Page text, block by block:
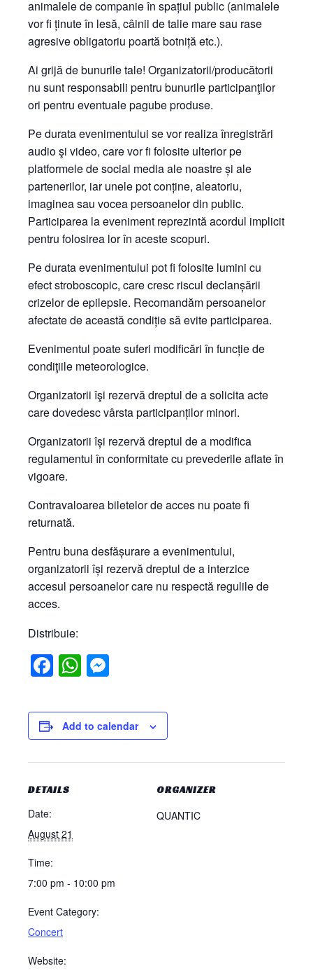
animalele de companie în spațiul public (animalele
vor fi ținute în lesă, câinii de talie mare sau rase
agresive obligatoriu poartă botniță etc.).
Ai grijă de bunurile tale! Organizatorii/producătorii
nu sunt responsabili pentru bunurile participanţilor
ori pentru eventuale pagube produse.
Pe durata evenimentului se vor realiza înregistrări
audio şi video, care vor fi folosite ulterior pe
platformele de social media ale noastre și ale
partenerilor, iar unele pot conține, aleatoriu,
imaginea sau vocea persoanelor din public.
Participarea la eveniment reprezintă acordul implicit
pentru folosirea lor în aceste scopuri.
Pe durata evenimentului pot fi folosite lumini cu
efect stroboscopic, care cresc riscul declanșării
crizelor de epilepsie. Recomandăm persoanelor
afectate de această condiție să evite participarea.
Evenimentul poate suferi modificări în funcție de
condiţiile meteorologice.
Organizatorii îşi rezervă dreptul de a solicita acte
care dovedesc vârsta participanților minori.
Organizatorii își rezervă dreptul de a modifica
regulamentul în conformitate cu prevederile aflate în
vigoare.
Contravaloarea biletelor de acces nu poate fi
returnată.
Pentru buna desfășurare a evenimentului,
organizatorii își rezervă dreptul de a interzice
accesul persoanelor care nu respectă regulile de
acces.
Distribuie:
Facebook
WhatsApp
Add to calendar
DETAILS
Date:
August 21
Time:
7:00 pm - 10:00 pm
Event Category:
Concert
Website:
ORGANIZER
QUANTIC